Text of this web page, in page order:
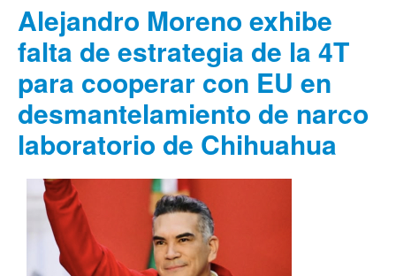
Alejandro Moreno exhibe
falta de estrategia de la 4T
para cooperar con EU en
desmantelamiento de narco
laboratorio de Chihuahua